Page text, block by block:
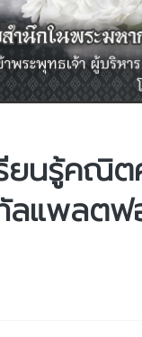
ยนรู้คณิ
ลแพลต